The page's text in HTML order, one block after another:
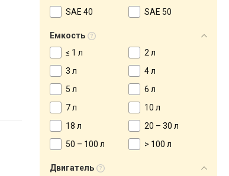
SAE 40
SAE 50
Емкость
≤ 1 л
2 л
3 л
4 л
5 л
6 л
7 л
10 л
18 л
20 – 30 л
50 – 100 л
> 100 л
Двигатель